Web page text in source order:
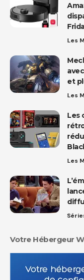
Les
et
Les
Les
Les
Votre Hébergeur